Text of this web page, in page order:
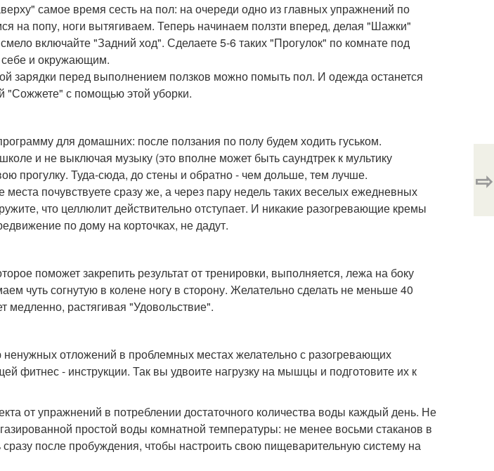
самое время сесть на пол: на очереди одно из главных упражнений по
на попу, ноги вытягиваем. Теперь начинаем ползти вперед, делая "Шажки"
включайте "Задний ход". Сделаете 5-6 таких "Прогулок" по комнате под
себе и окружающим.
зарядки перед выполнением ползков можно помыть пол. И одежда останется
"Сожжете" с помощью этой уборки.
для домашних: после ползания по полу будем ходить гуськом.
и не выключая музыку (это вполне может быть саундтрек к мультику
прогулку. Туда-сюда, до стены и обратно - чем дольше, тем лучше.
почувствуете сразу же, а через пару недель таких веселых ежедневных
что целлюлит действительно отступает. И никакие разогревающие кремы
по дому на корточках, не дадут.
поможет закрепить результат от тренировки, выполняется, лежа на боку
чуть согнутую в колене ногу в сторону. Желательно сделать не меньше 40
медленно, растягивая "Удовольствие".
ненужных отложений в проблемных местах желательно с разогревающих
фитнес - инструкции. Так вы удвоите нагрузку на мышцы и подготовите их к
от упражнений в потреблении достаточного количества воды каждый день. Не
простой воды комнатной температуры: не менее восьми стаканов в
после пробуждения, чтобы настроить свою пищеварительную систему на
⇨